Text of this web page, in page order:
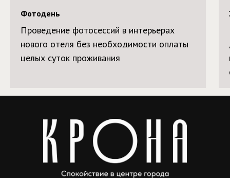
Фотодень
Проведение фотосессий в интерьерах
нового отеля без необходимости оплаты
целых суток проживания